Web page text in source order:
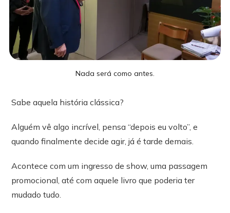
Nada será como antes.
Sabe aquela história clássica?
Alguém vê algo incrível, pensa “depois eu volto”, e
quando finalmente decide agir, já é tarde demais.
Acontece com um ingresso de show, uma passagem
promocional, até com aquele livro que poderia ter
mudado tudo.